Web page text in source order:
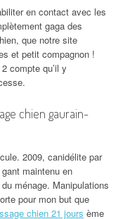
en contact avec les
gaga des
que notre site
et petit compagnon !
compte qu’il y
chien gaurain-
2009, canidélite par
maintenu en
ménage. Manipulations
pour mon but que
chien 21 jours ème